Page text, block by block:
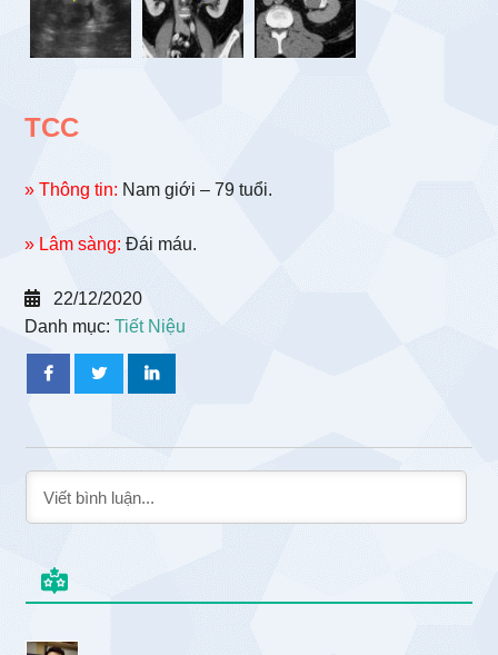
TCC
» Thông tin: Nam giới – 79 tuổi.
» Lâm sàng: Đái máu.
22/12/2020
Danh mục:Tiết Niệu